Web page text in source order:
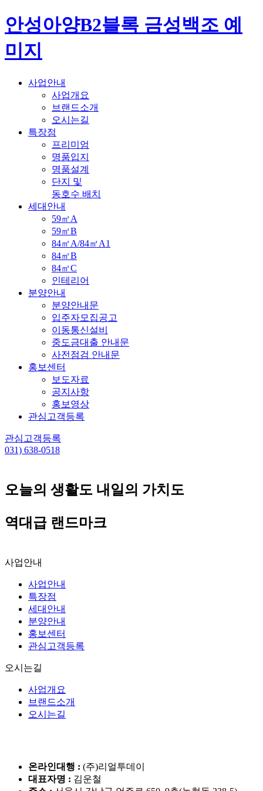
안성아양B2블록 금성백조 예
미지
사업안내
사업개요
브랜드소개
오시는길
특장점
프리미엄
명품입지
명품설계
단지 및
동호수 배치
세대안내
59㎡A
59㎡B
84㎡A/84㎡A1
84㎡B
84㎡C
인테리어
분양안내
분양안내문
입주자모집공고
이동통신설비
중도금대출 안내문
사전점검 안내문
홍보센터
보도자료
공지사항
홍보영상
관심고객등록
관심고객등록
031) 638-0518
오늘의 생활도 내일의 가치도
역대급 랜드마크
사업안내
사업안내
특장점
세대안내
분양안내
홍보센터
관심고객등록
오시는길
사업개요
브랜드소개
오시는길
온라인대행 : (주)리얼투데이
대표자명 : 김운철